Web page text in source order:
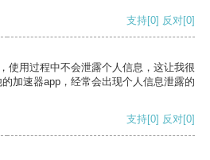
支持[0] 反对[0]
使用过程中不会泄露个人信息，这让我很
加速器app，经常会出现个人信息泄露的
支持[0] 反对[0]